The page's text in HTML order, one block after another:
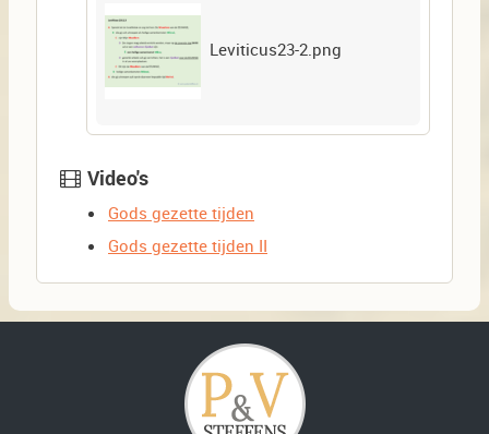
Leviticus23-2.png
Video's
Gods gezette tijden
Gods gezette tijden II